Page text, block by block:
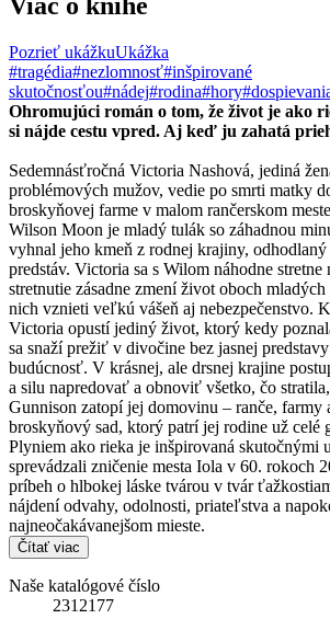
Pozrieť ukážkuUkážka
#tragédia#nezlomnosť#inšpirované
skutočnosťou#nádej#rodina#hory
Ohromujúci román o tom, že život je ako
si nájde cestu vpred. Aj keď ju zahatá
Sedemnásťročná Victoria Nashová, jediná
problémových mužov, vedie po smrti matky
broskyňovej farme v malom rančerskom
Wilson Moon je mladý tulák so záhadnou
vyhnal jeho kmeň z rodnej krajiny,
predstáv. Victoria sa s Wilom náhodne
stretnutie zásadne zmení život oboch
nich vznieti veľkú vášeň aj nebezpečenstvo.
Victoria opustí jediný život, ktorý kedy
sa snaží prežiť v divočine bez jasnej
budúcnosť. V krásnej, ale drsnej krajine
a silu napredovať a obnoviť všetko, čo
Gunnison zatopí jej domovinu – ranče, farmy
broskyňový sad, ktorý patrí jej rodine už celé
Plyniem ako rieka je inšpirovaná skutočnými
sprevádzali zničenie mesta Iola v 60. rokoch
príbeh o hlbokej láske tvárou v tvár
nájdení odvahy, odolnosti, priateľstva a
najneočakávanejšom mieste.
Čítať viac
Naše katalógové číslo
2312177